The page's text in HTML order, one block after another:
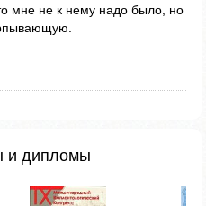
мне не к нему надо было, но
и дипломы